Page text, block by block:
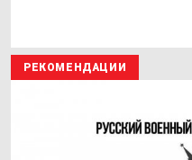
РЕКОМЕНДАЦИИ